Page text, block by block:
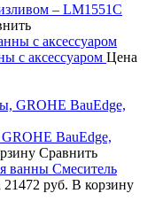
– LM1551C
с аксессуаром Цена
BauEdge,
Сравнить
Смеситель
21472 руб. В корзину